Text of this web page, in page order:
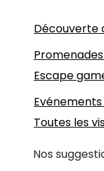
Découverte
Escape
Evénements
Toutes les
Nos